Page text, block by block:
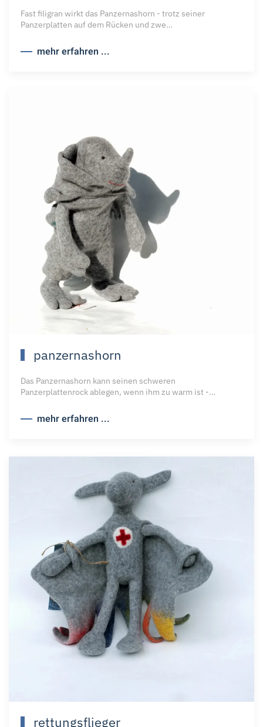
Fast filigran wirkt das Panzernashorn - trotz seiner
Panzerplatten auf dem Rücken und zwe…
mehr erfahren ...
panzernashorn
Das Panzernashorn kann seinen schweren
Panzerplattenrock ablegen, wenn ihm zu warm ist -…
mehr erfahren ...
rettungsflieger